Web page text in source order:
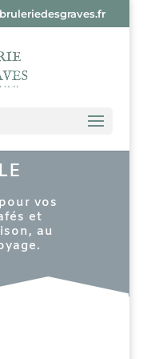
vos
et
au